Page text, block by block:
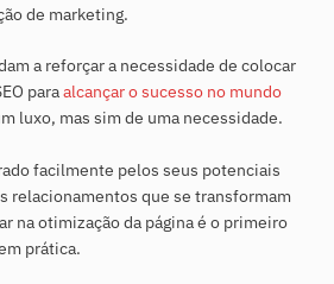
de marketing.
a reforçar a necessidade de colocar
paraalcançar o sucesso no mundo
luxo, mas sim de uma necessidade.
facilmente pelos seus potenciais
relacionamentos que se transformam
na otimização da página é o primeiro
prática.